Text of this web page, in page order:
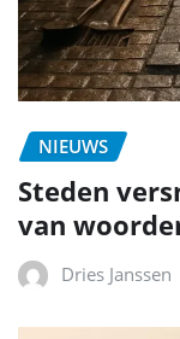
NIEUWS
Steden
van
Dries Janssen